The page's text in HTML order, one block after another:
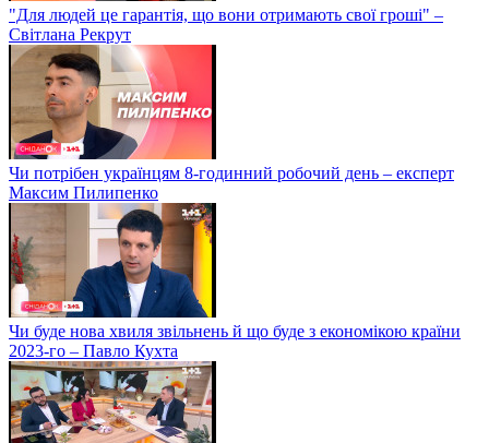
"Для людей це гарантія, що вони отримають свої гроші" –
Світлана Рекрут
Чи потрібен українцям 8-годинний робочий день – експерт
Максим Пилипенко
Чи буде нова хвиля звільнень й що буде з економікою країни
2023-го – Павло Кухта